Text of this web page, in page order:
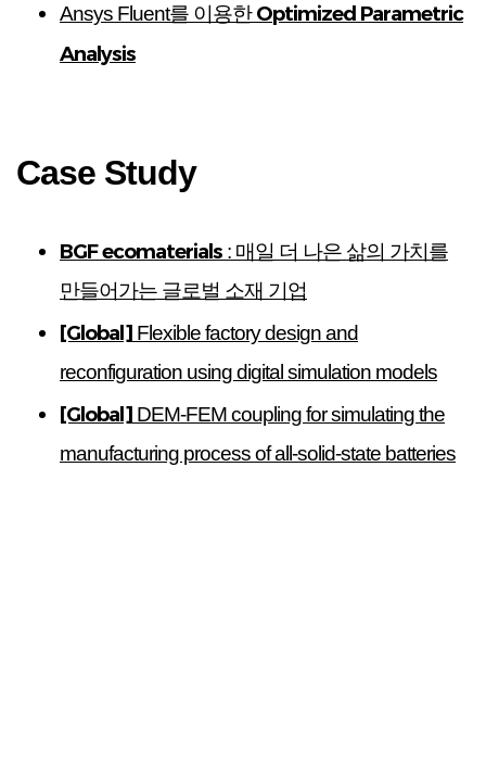
Ansys Fluent를 이용한Optimized Parametric
Analysis
Case Study
BGF ecomaterials : 매일 더 나은 삶의 가치를
만들어가는 글로벌 소재 기업
[Global] Flexible factory design and
reconfiguration using digital simulation models
[Global] DEM-FEM coupling for simulating the
manufacturing process of all-solid-state batteries